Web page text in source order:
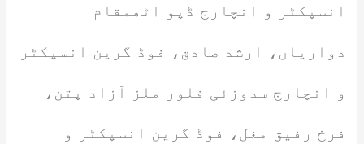
انسپکٹر و انچارج ڈپو اٹھمقام
دواریاں، ارشد صادق، فوڈ گرین انسپکٹر
و انچارج سدوزئی فلور ملز آزاد پتن،
فرخ رفیق مغل، فوڈ گرین انسپکٹر و